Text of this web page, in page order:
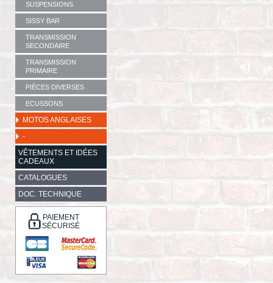
SUSPENSIONS
SISSY BAR
TRANSMISSION
SECONDAIRE
TRANSMISSION
PRIMAIRE
PIÈCES DIVERSES
ECUSSONS
MOTOS ANGLAISES
-
VÊTEMENTS ET IDÉES
CADEAUX
CATALOGUES
DOC. TECHNIQUE
PAIEMENT
SÉCURISÉ